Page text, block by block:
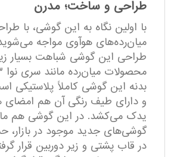
طراحی و ساخت؛ مدرن
با اولین نگاه به این گوشی، با
میان‌رده‌های هوآوی مواجه
طراحی این گوشی شباهت بسیار
بدنه این گوشی کاملاً پلاستیکی
و دارای طیف رنگی آن هم امضای
یدک می‌کشد. در این گوشی هم
گوشی‌های جدید موجود در بازار،
در قاب پشتی و زیر دوربین قرار